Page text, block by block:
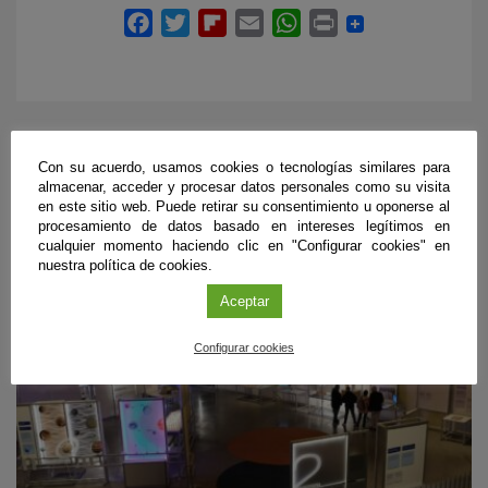
PRÓXIMOS EVENTOS
Con su acuerdo, usamos cookies o tecnologías similares para
almacenar, acceder y procesar datos personales como su visita
en este sitio web. Puede retirar su consentimiento u oponerse al
procesamiento de datos basado en intereses legítimos en
cualquier momento haciendo clic en "Configurar cookies" en
nuestra política de cookies.
Aceptar
Configurar cookies